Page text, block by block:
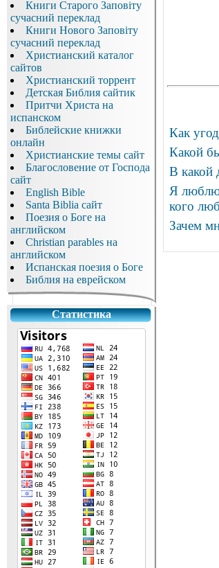
Книги Старого Заповіту
сучасний переклад
Книги Нового Заповіту
сучасний переклад
Христианский каталог
сайтов
Христианский торрент
Детская Библия сайтик
Притчи Христа на
испанском
Библейские книжки
онлайн
Христианские темы сайт
Благословение от Господа
сайт
English Bible
Santa Biblia сайт
Поезия о Боге на
английском
Christian parables на
английском
Испанская поезия о Боге
Библия на еврейском
Статистика
Как
Какой
В какой
Я люблю
кого
Зачем